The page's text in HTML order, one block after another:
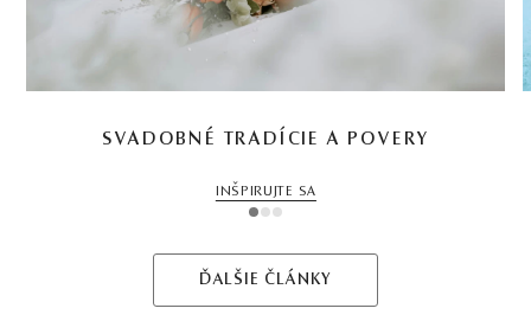
SVADOBNÉ TRADÍCIE A POVERY
INŠPIRUJTE SA
1 2 3
ĎALŠIE ČLÁNKY